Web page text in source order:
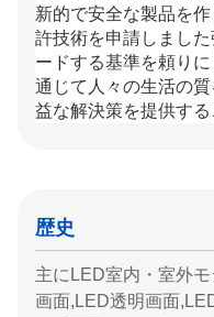
新的で安全な製品を
許技術を申請しまし
ードする基準を頼り
通じて人々の生活の
益な解決策を提供す
歴史
主にLED室内・室外
画面,LED透明画面